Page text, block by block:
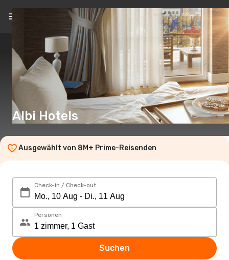
DE(CHF)
Albi Hotels
Ausgewählt von 8M+ Prime-Reisenden
Check-in / Check-out
Personen
Suchen